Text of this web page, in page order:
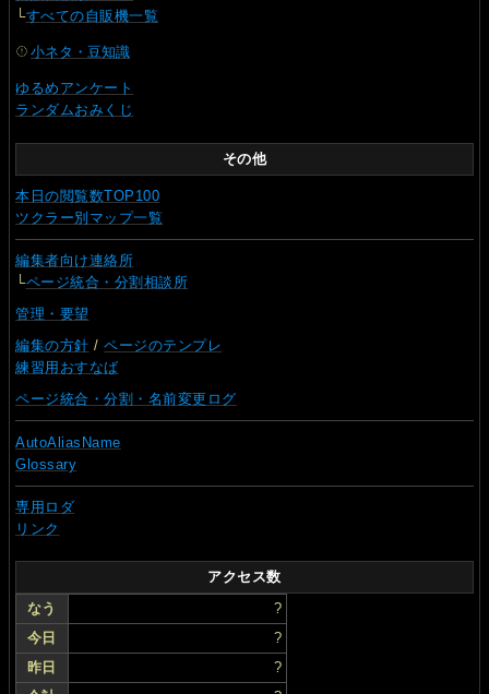
└すべての自販機一覧
小ネタ・豆知識
ゆるめアンケート
ランダムおみくじ
その他
本日の閲覧数TOP100
ツクラー別マップ一覧
編集者向け連絡所
└ページ統合・分割相談所
管理・要望
編集の方針 /ページのテンプレ
練習用おすなば
ページ統合・分割・名前変更ログ
AutoAliasName
Glossary
専用ロダ
リンク
アクセス数
なう
?
今日
?
昨日
?